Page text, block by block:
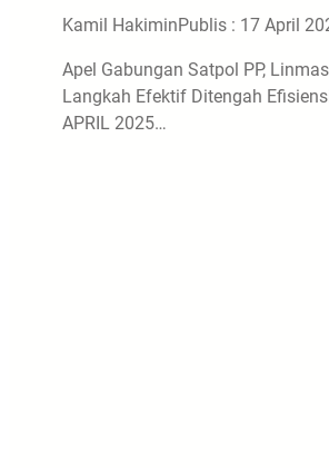
Kamil HakiminPublis : 17 April
Apel Gabungan Satpol PP,
Langkah Efektif Ditengah
APRIL 2025…